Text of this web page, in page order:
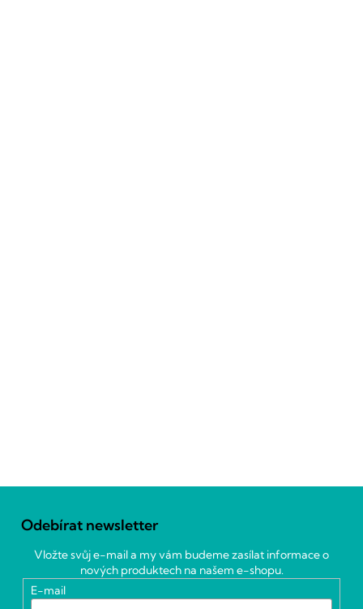
Odebírat newsletter
Vložte svůj e-mail a my vám budeme zasílat informace o
nových produktech na našem e-shopu.
E-mail